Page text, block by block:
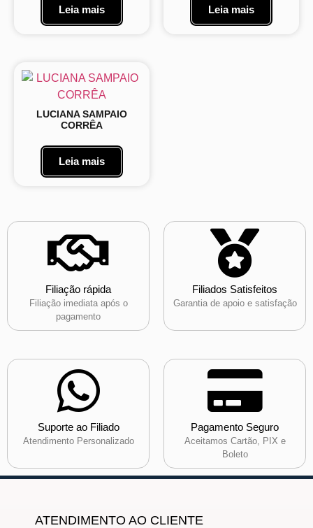
Leia mais Leia mais
LUCIANA SAMPAIO
CORRÊA
Leia mais
Filiação rápida
Filiação imediata após o
pagamento
Filiados Satisfeitos
Garantia de apoio e satisfação
Suporte ao Filiado
Atendimento Personalizado
Pagamento Seguro
Aceitamos Cartão, PIX e
Boleto
ATENDIMENTO AO CLIENTE